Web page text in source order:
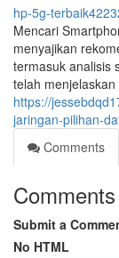
hp-5g-
Mencari
menyajikan
termasuk analisis
telah
https://
jaringan-pilihan-
Comments
Comments
Submit a
No HTML